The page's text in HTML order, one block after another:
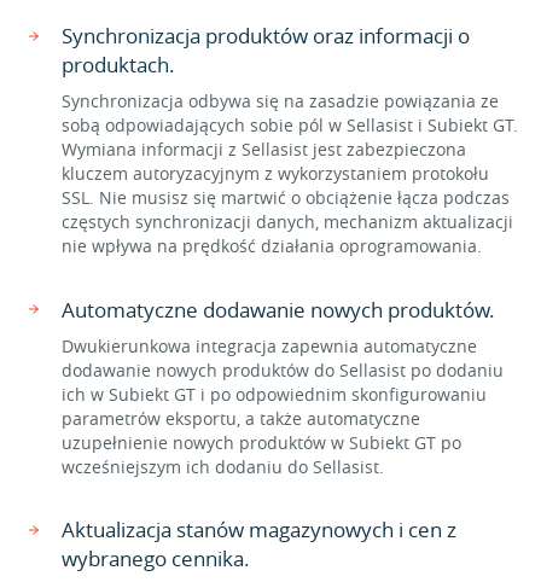
Synchronizacja produktów oraz informacji o
produktach.
Synchronizacja odbywa się na zasadzie powiązania ze
sobą odpowiadających sobie pól w Sellasist i Subiekt GT.
Wymiana informacji z Sellasist jest zabezpieczona
kluczem autoryzacyjnym z wykorzystaniem protokołu
SSL. Nie musisz się martwić o obciążenie łącza podczas
częstych synchronizacji danych, mechanizm aktualizacji
nie wpływa na prędkość działania oprogramowania.
Automatyczne dodawanie nowych produktów.
Dwukierunkowa integracja zapewnia automatyczne
dodawanie nowych produktów do Sellasist po dodaniu
ich w Subiekt GT i po odpowiednim skonfigurowaniu
parametrów eksportu, a także automatyczne
uzupełnienie nowych produktów w Subiekt GT po
wcześniejszym ich dodaniu do Sellasist.
Aktualizacja stanów magazynowych i cen z
wybranego cennika.